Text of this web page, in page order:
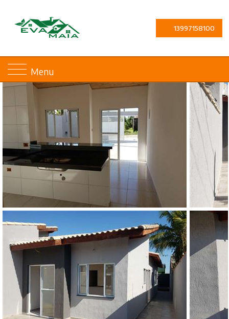
13997158100
Menu